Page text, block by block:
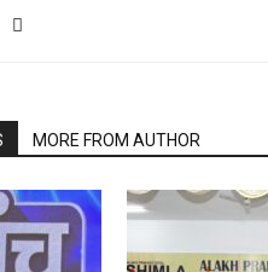
MORE FROM AUTHOR